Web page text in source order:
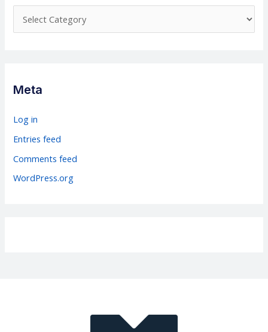
a
g
r
i
Meta
Log in
Entries feed
Comments feed
WordPress.org